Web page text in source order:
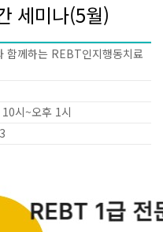
세미나(5월)
께하는 REBT인지행동치료
시~오후 1시